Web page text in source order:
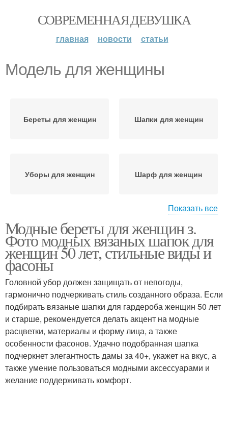
СОВРЕМЕННАЯ ДЕВУШКА
главная новости статьи
Модель для женщины
Береты для женщин Шапки для женщин
Уборы для женщин Шарф для женщин
Шапки для пожилых
женщин
Показать все
Модные береты для женщин з.
Фото модных вязаных шапок для
женщин 50 лет, стильные виды и
фасоны
Головной убор должен защищать от непогоды,
гармонично подчеркивать стиль созданного образа. Если
подбирать вязаные шапки для гардероба женщин 50 лет
и старше, рекомендуется делать акцент на модные
расцветки, материалы и форму лица, а также
особенности фасонов. Удачно подобранная шапка
подчеркнет элегантность дамы за 40+, укажет на вкус, а
также умение пользоваться модными аксессуарами и
желание поддерживать комфорт.